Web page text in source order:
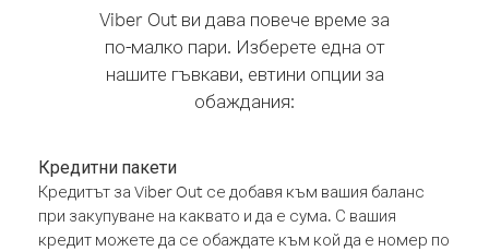
Viber Out ви дава повече време за
по-малко пари. Изберете една от
нашите гъвкави, евтини опции за
обаждания:
Кредитни пакети
Кредитът за Viber Out се добавя към вашия баланс
при закупуване на каквато и да е сума. С вашия
кредит можете да се обаждате към кой да е номер по